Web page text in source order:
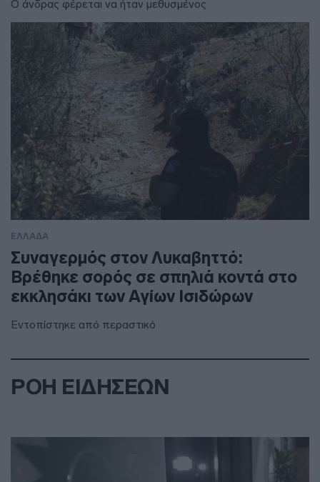
Ο άνδρας φέρεται να ήταν μεθυσμένος
ΕΛΛΑΔΑ
Συναγερμός στον Λυκαβηττό:
Βρέθηκε σορός σε σπηλιά κοντά στο
εκκλησάκι των Αγίων Ισιδώρων
Εντοπίστηκε από περαστικό
ΡΟΗ ΕΙΔΗΣΕΩΝ